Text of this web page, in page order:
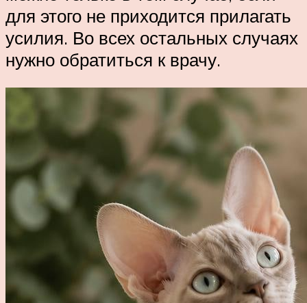
для этого не приходится прилагать
усилия. Во всех остальных случаях
нужно обратиться к врачу.